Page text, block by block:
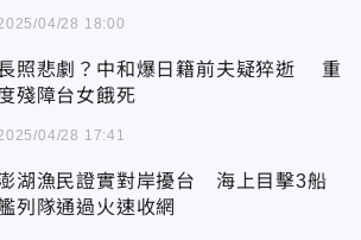
04/28 18:00
照悲劇？中和爆日籍前夫疑猝逝 重
殘障台女餓死
04/28 17:41
湖漁民證實對岸擾台 海上目擊3船
列隊通過火速收網